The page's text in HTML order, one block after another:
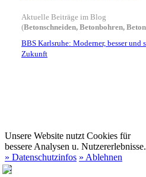
Aktuelle Beiträge im Blog
(Betonschneiden, Betonbohren,
BBS Karlsruhe: Moderner, besser
Zukunft
Unsere Website nutzt Cookies für
bessere Analysen u. Nutzererlebnisse.
» Datenschutzinfos » Ablehnen
✖